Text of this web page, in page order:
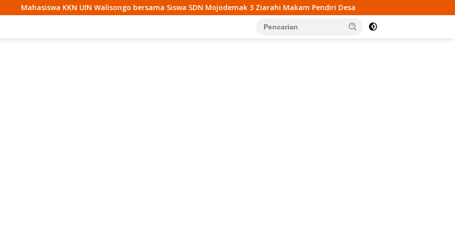
Walisongo bersama Siswa SDN Mojodemak 3 Ziarahi Makam Pendiri Desa Mahasiswa KKN UIN Walisongo Gelar